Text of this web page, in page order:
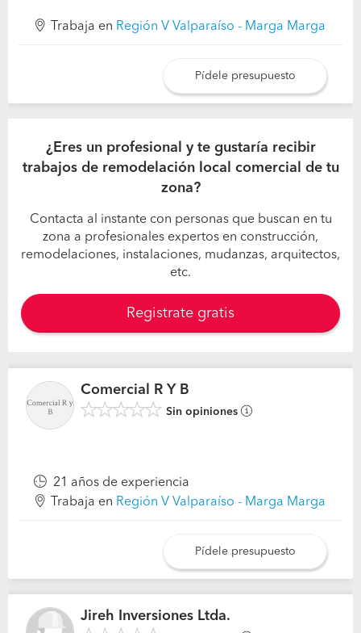
Trabaja en Región V Valparaíso - Marga Marga
Pídele presupuesto
¿Eres un profesional y te gustaría recibir
trabajos de remodelación local comercial de tu
zona?
Contacta al instante con personas que buscan en tu
zona a profesionales expertos en construcción,
remodelaciones, instalaciones, mudanzas, arquitectos,
etc.
Registrate gratis
Comercial R Y B
Sin opiniones
21 años de experiencia
Trabaja en Región V Valparaíso - Marga Marga
Pídele presupuesto
Jireh Inversiones Ltda.